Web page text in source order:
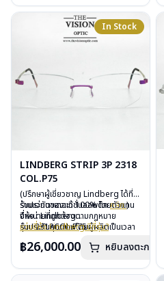
In Stock
LINDBERG STRIP 3P 2318
COL.P75
(ปรึกษาผู้เชี่ยวชาญ Lindberg ได้ที่
ร้านแว่นตาเดอะวิชั่นออพติคคลิก)
รับประกันของแท้ 100% โดยตัวแทน
จำหน่ายที่ถูกต้องตามกฏหมาย
รับประกันคุณภาพโดยผู้ผลิตเป็นเวลา
ฟรีอะไหล่ ซิลิโคนจมูก และยางหุ้มขา
ฟรีสลักชื่อบนขาแว่นได้สูงสุด 27 ตัว
ยี่ห้อ : Lindberg
รุ่น : 2318COL.P75
เลนส์ : Demo Lens
น้ำหนัก : 13 กรัม
แว่นยี่ห้อ Lindberg มีกี่รุ่น?
฿26,000.00 หยิบลงตะกร้า